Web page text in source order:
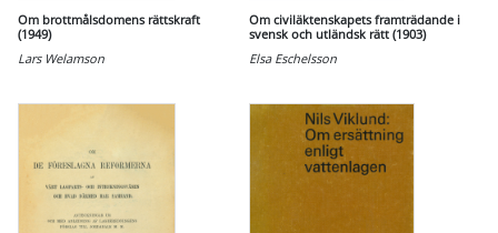
Om brottmålsdomens rättskraft
(1949)
Lars Welamson
Om civiläktenskapets framträdande i
svensk och utländsk rätt (1903)
Elsa Eschelsson